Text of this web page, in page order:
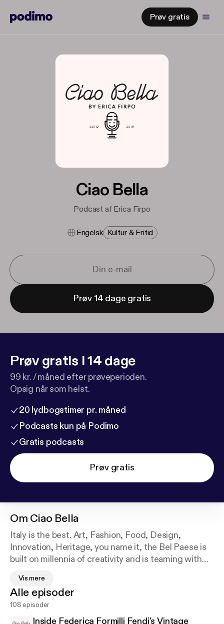
Prøv gratis
Ciao Bella
Podcast af Erica Firpo
Engelsk Kultur & Fritid
Prøv 14 dage gratis
Prøv gratis i 14 dage
99 kr. / måned efter prøveperioden.
Opsig når som helst.
20 lydbogstimer pr. måned
Podcasts kun på Podimo
Gratis podcasts
Prøv gratis
Om Ciao Bella
Italy is the best. Art, Fashion, Food, Design,
Innovation, Heritage, you name it, the Bel Paese is
built on millennia of creativity and is teaming with
the creative forces behind Italy today - artists,
designers, chefs, experts and aficionados. Cocktail
conversations and behind-the-scenes visits that
will make you want to pack your bags and go!
Vis mere
Alle episoder
108 episoder
Inside Federica Formilli Fendi's Vintage